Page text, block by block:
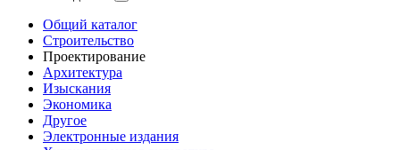
Общий каталог
Строительство
Проектирование
Архитектура
Изыскания
Экономика
Другое
Электронные издания